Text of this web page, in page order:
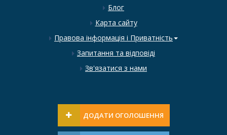
Блог
Карта сайту
Правова інформація і Приватність
Запитання та відповіді
Зв'язатися з нами
ДОДАТИ ОГОЛОШЕННЯ